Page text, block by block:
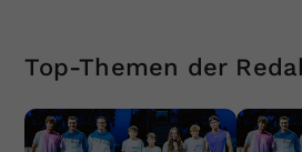
Top-Themen der